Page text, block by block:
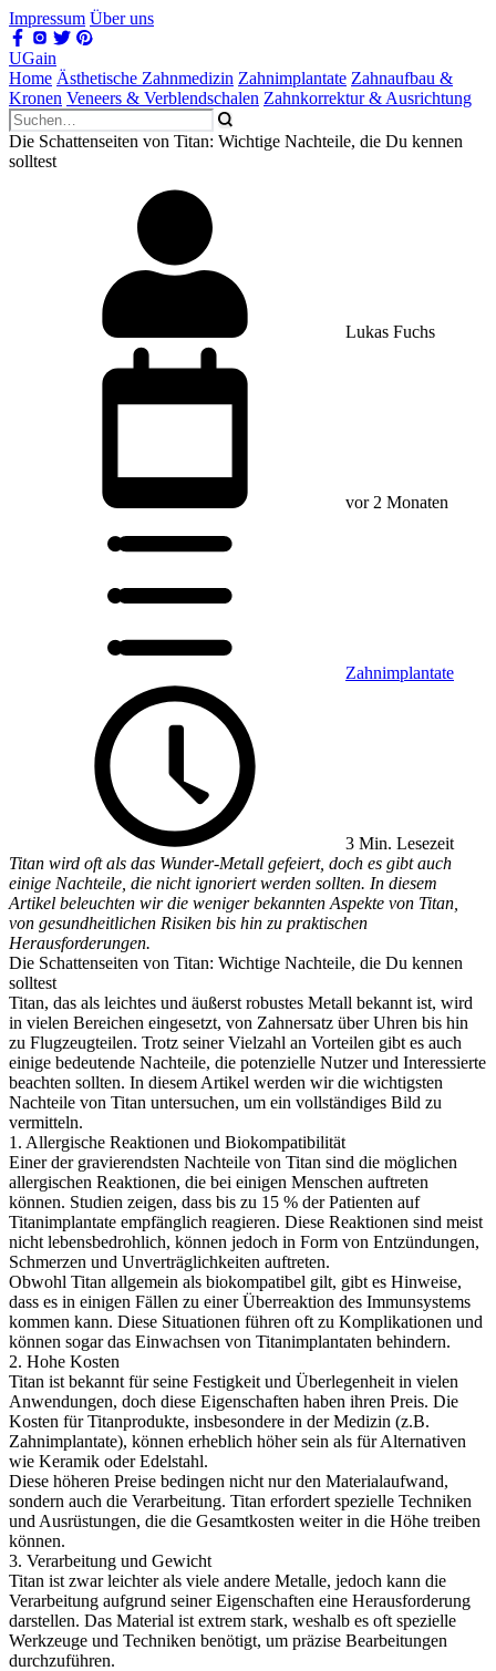
Impressum Über uns
UGain
Home Ästhetische Zahnmedizin Zahnimplantate Zahnaufbau &
Kronen Veneers & Verblendschalen Zahnkorrektur & Ausrichtung
Die Schattenseiten von Titan: Wichtige Nachteile, die Du kennen
solltest
Lukas Fuchs
vor 2 Monaten
Zahnimplantate
3 Min. Lesezeit
Titan wird oft als das Wunder-Metall gefeiert, doch es gibt auch
einige Nachteile, die nicht ignoriert werden sollten. In diesem
Artikel beleuchten wir die weniger bekannten Aspekte von Titan,
von gesundheitlichen Risiken bis hin zu praktischen
Herausforderungen.
Die Schattenseiten von Titan: Wichtige Nachteile, die Du kennen
solltest
Titan, das als leichtes und äußerst robustes Metall bekannt ist, wird
in vielen Bereichen eingesetzt, von Zahnersatz über Uhren bis hin
zu Flugzeugteilen. Trotz seiner Vielzahl an Vorteilen gibt es auch
einige bedeutende Nachteile, die potenzielle Nutzer und Interessierte
beachten sollten. In diesem Artikel werden wir die wichtigsten
Nachteile von Titan untersuchen, um ein vollständiges Bild zu
vermitteln.
1. Allergische Reaktionen und Biokompatibilität
Einer der gravierendsten Nachteile von Titan sind die möglichen
allergischen Reaktionen, die bei einigen Menschen auftreten
können. Studien zeigen, dass bis zu 15 % der Patienten auf
Titanimplantate empfänglich reagieren. Diese Reaktionen sind meist
nicht lebensbedrohlich, können jedoch in Form von Entzündungen,
Schmerzen und Unverträglichkeiten auftreten.
Obwohl Titan allgemein als biokompatibel gilt, gibt es Hinweise,
dass es in einigen Fällen zu einer Überreaktion des Immunsystems
kommen kann. Diese Situationen führen oft zu Komplikationen und
können sogar das Einwachsen von Titanimplantaten behindern.
2. Hohe Kosten
Titan ist bekannt für seine Festigkeit und Überlegenheit in vielen
Anwendungen, doch diese Eigenschaften haben ihren Preis. Die
Kosten für Titanprodukte, insbesondere in der Medizin (z.B.
Zahnimplantate), können erheblich höher sein als für Alternativen
wie Keramik oder Edelstahl.
Diese höheren Preise bedingen nicht nur den Materialaufwand,
sondern auch die Verarbeitung. Titan erfordert spezielle Techniken
und Ausrüstungen, die die Gesamtkosten weiter in die Höhe treiben
können.
3. Verarbeitung und Gewicht
Titan ist zwar leichter als viele andere Metalle, jedoch kann die
Verarbeitung aufgrund seiner Eigenschaften eine Herausforderung
darstellen. Das Material ist extrem stark, weshalb es oft spezielle
Werkzeuge und Techniken benötigt, um präzise Bearbeitungen
durchzuführen.